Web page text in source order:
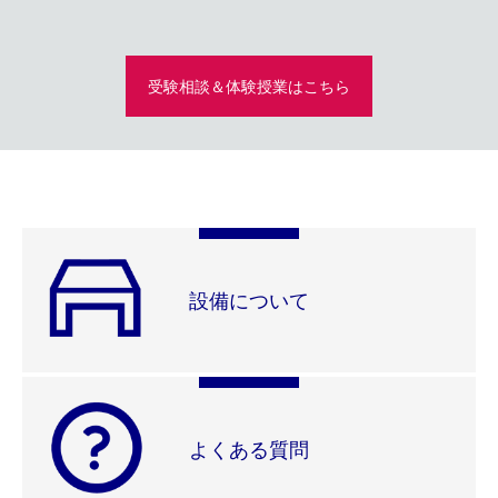
受験相談＆体験授業はこちら
設備について
よくある質問